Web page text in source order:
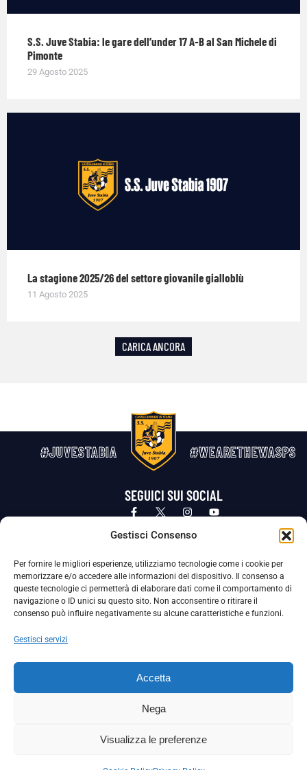
Gestisci Consenso
Per fornire le migliori esperienze, utilizziamo tecnologie come i cookie per
memorizzare e/o accedere alle informazioni del dispositivo. Il consenso a
queste tecnologie ci permetterà di elaborare dati come il comportamento di
navigazione o ID unici su questo sito. Non acconsentire o ritirare il
consenso può influire negativamente su alcune caratteristiche e funzioni.
Gestisci servizi
Accetta
Nega
Visualizza le preferenze
S.S. Juve Stabia: le gare dell’under 17 A-B al San Michele di
Pimonte
29 Agosto 2025
La stagione 2025/26 del settore giovanile gialloblù
11 Agosto 2025
CARICA ANCORA
#JUVESTABIA #WEARETHEWASPS
SEGUICI SUI SOCIAL
Privacy Policy Cookie Policy
La Società ha nominato il Responsabile della Protezione dei Dati Personali (DPO), figura specializzata che vigila sulle modalità
adottate dalla nostra Società per tutelare i Suoi dati personali.
Per contattare il DPO può scrivere a
La Società ha inoltre adottato un proprio Codice Etico, consultabile al seguente link:
Scarica il Codice Etico